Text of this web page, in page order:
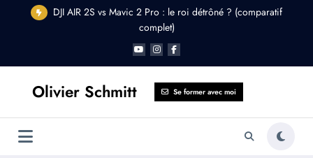
DJI AIR 2S vs Mavic 2 Pro : le roi détrôné ? (comparatif
complet)
Olivier Schmitt Se former avec moi